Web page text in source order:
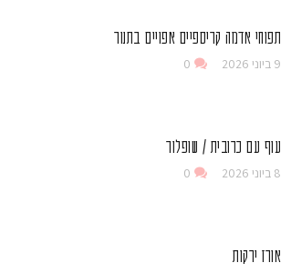
תפוחי אדמה קריספיים אפויים בתנור
9 ביוני 2026 0
עוף עם כרובית / שופלור
8 ביוני 2026 0
אורז ירקות